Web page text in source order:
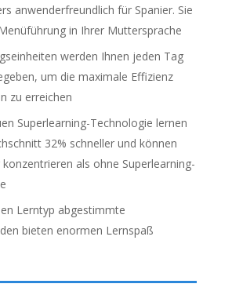
anwenderfreundlich für Spanier. Sie
in Ihrer Muttersprache
werden Ihnen jeden Tag
um die maximale Effizienz
zu erreichen
Superlearning-Technologie lernen
32% schneller und können
konzentrieren als ohne Superlearning-
Lerntyp abgestimmte
bieten enormen Lernspaß